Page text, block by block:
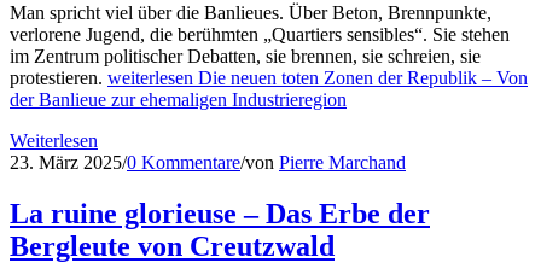
Man spricht viel über die Banlieues. Über Beton, Brennpunkte,
verlorene Jugend, die berühmten „Quartiers sensibles“. Sie stehen
im Zentrum politischer Debatten, sie brennen, sie schreien, sie
protestieren. weiterlesen Die neuen toten Zonen der Republik – Von
der Banlieue zur ehemaligen Industrieregion
Weiterlesen
23. März 2025/0 Kommentare/von Pierre Marchand
La ruine glorieuse – Das Erbe der
Bergleute von Creutzwald